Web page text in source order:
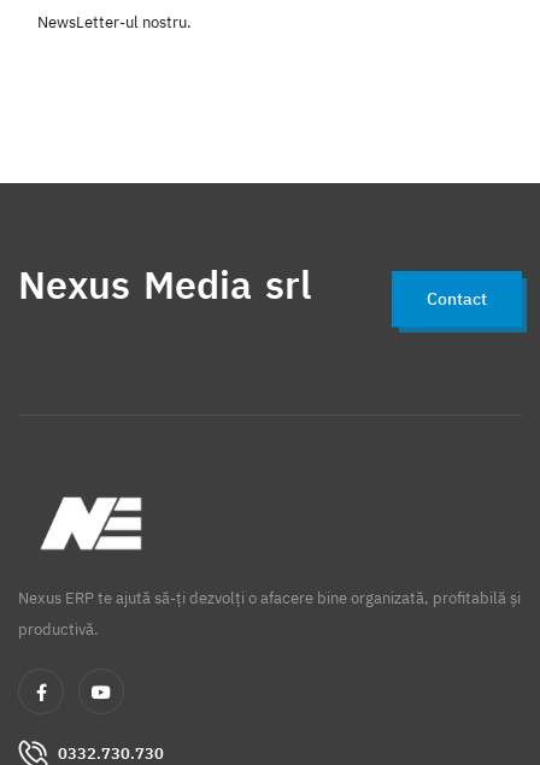
NewsLetter-ul nostru.
Nexus Media srl Contact
Nexus ERP te ajută să-ți dezvolți o afacere bine organizată, profitabilă și
productivă.
0332.730.730